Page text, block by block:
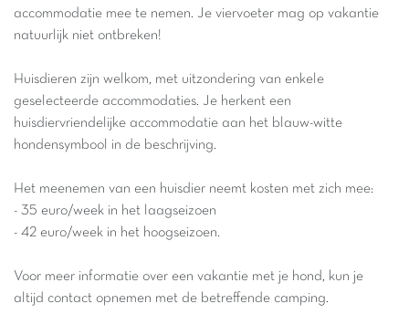
accommodatie mee te nemen. Je viervoeter mag op vakantie
natuurlijk niet ontbreken!
Huisdieren zijn welkom, met uitzondering van enkele
geselecteerde accommodaties. Je herkent een
huisdiervriendelijke accommodatie aan het blauw-witte
hondensymbool in de beschrijving.
Het meenemen van een huisdier neemt kosten met zich mee:
- 35 euro/week in het laagseizoen
- 42 euro/week in het hoogseizoen.
Voor meer informatie over een vakantie met je hond, kun je
altijd contact opnemen met de betreffende camping.